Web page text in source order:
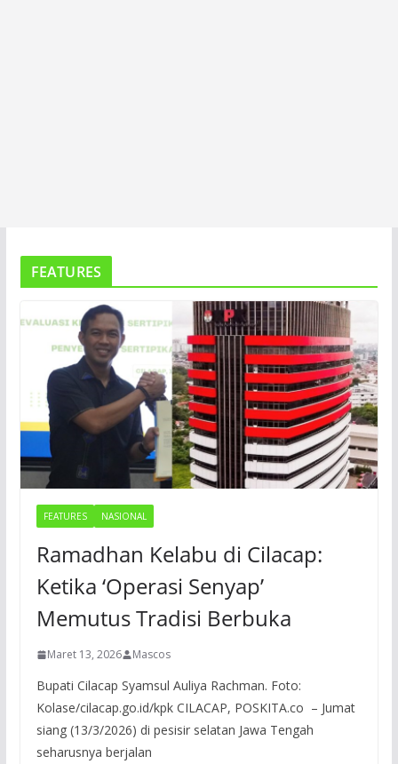
FEATURES
FEATURES NASIONAL
Ramadhan Kelabu di Cilacap:
Ketika ‘Operasi Senyap’
Memutus Tradisi Berbuka
Maret 13, 2026 Mascos
Bupati Cilacap Syamsul Auliya Rachman. Foto:
Kolase/cilacap.go.id/kpk CILACAP, POSKITA.co – Jumat
siang (13/3/2026) di pesisir selatan Jawa Tengah
seharusnya berjalan